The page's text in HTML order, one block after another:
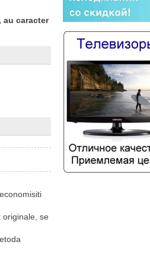
au caracter
originale, se